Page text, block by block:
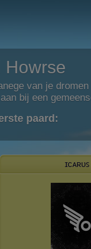
Howrse
van je dromen
bij een
paard:
ɪᴄᴀʀᴜꜱ